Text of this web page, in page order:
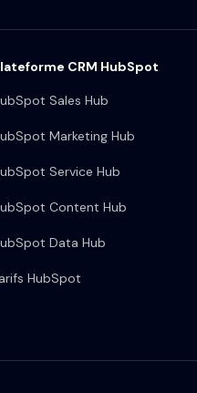
CRM HubSpot
Sales Hub
Marketing Hub
Service Hub
Content Hub
Data Hub
HubSpot